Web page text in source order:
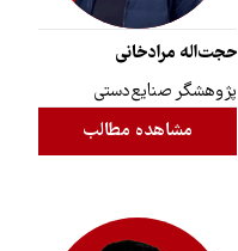
حجت‌اله مرادخانی
پژوهشگر صنایع‌دستی
مشاهده مطالب